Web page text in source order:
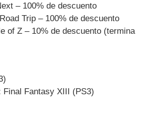
– 100% de descuento
Trip – 100% de descuento
of Z – 10% de descuento (termina
Final Fantasy XIII (PS3)